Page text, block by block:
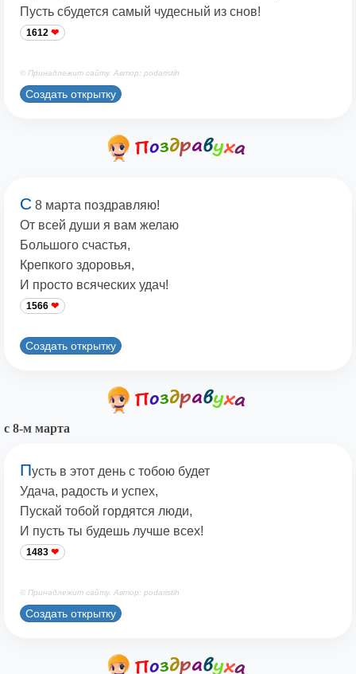
Пусть сбудется самый чудесный из снов!
1612
© Принадлежит сайту. Автор: podaristih
Создать открытку
С 8 марта поздравляю!
От всей души я вам желаю
Большого счастья,
Крепкого здоровья,
И просто всяческих удач!
1566
Создать открытку
с 8-м марта
Пусть в этот день с тобою будет
Удача, радость и успех,
Пускай тобой гордятся люди,
И пусть ты будешь лучше всех!
1483
© Принадлежит сайту. Автор: podaristih
Создать открытку